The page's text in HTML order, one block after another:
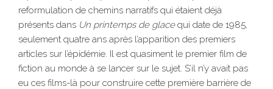
reformulation de chemins narratifs qui étaient déjà
présents dans Un printemps de glacequi date de 1985,
seulement quatre ans après l’apparition des premiers
articles sur l’épidémie. Il est quasiment le premier film de
fiction au monde à se lancer sur le sujet. S’il n’y avait pas
eu ces films-là pour construire cette première barrière de